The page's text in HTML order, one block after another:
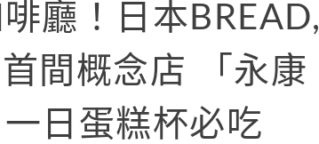
廳！日本BREAD,
間概念店 「永康
日蛋糕杯必吃